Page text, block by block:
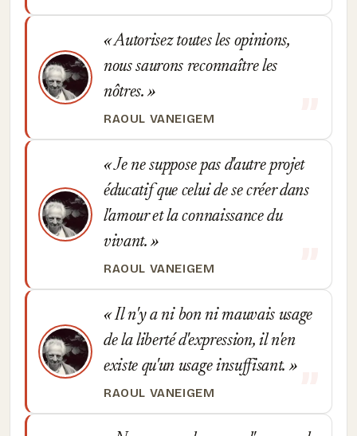
Autorisez toutes les opinions,
nous saurons reconnaître les
nôtres.
RAOUL VANEIGEM
Je ne suppose pas d'autre projet
éducatif que celui de se créer dans
l'amour et la connaissance du
vivant.
RAOUL VANEIGEM
Il n'y a ni bon ni mauvais usage
de la liberté d'expression, il n'en
existe qu'un usage insuffisant.
RAOUL VANEIGEM